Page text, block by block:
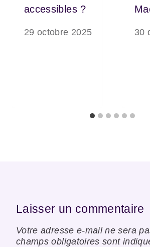
accessibles ?
29 octobre 2025 30
Laisser un commentaire
Votre adresse e-mail ne sera
champs obligatoires sont